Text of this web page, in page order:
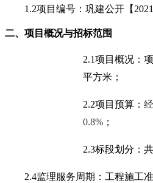
1.2项目编号： 巩建公开【 2021
二、项目概况与招标范围
2.1项目概况：
平方米；
2.2项目预算：
0.8% ；
2.3标段划分：
2.4监理服务周期：工程施工